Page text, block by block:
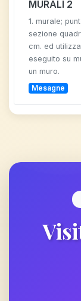
MURALI 2
1. murale;
sezione
cm. ed
eseguito su
un muro.
Mesagne